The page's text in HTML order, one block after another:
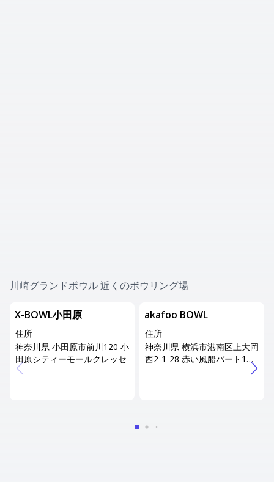
川崎グランドボウル 近くのボウリング場
X-BOWL小田原
住所
神奈川県 小田原市前川120 小
田原シティーモールクレッセ
akafoo BOWL
住所
神奈川県 横浜市港南区上大岡
西2-1-28 赤い風船パート1ビ